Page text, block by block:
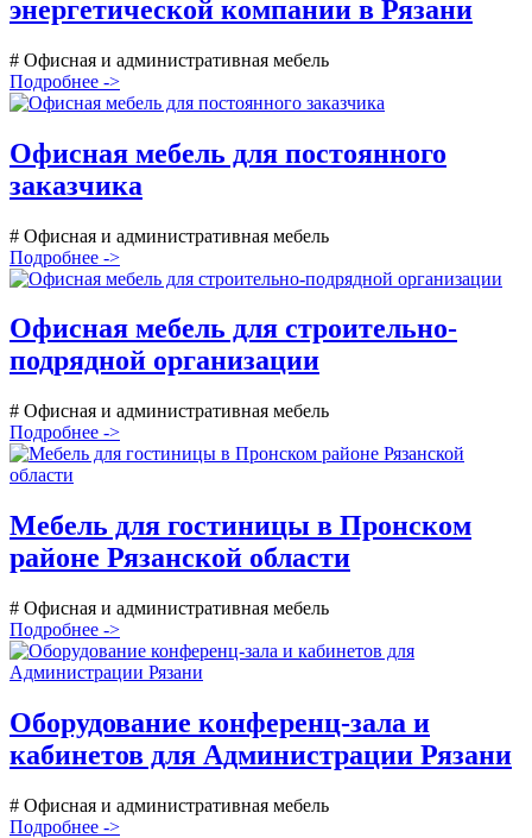
энергетической компании в Рязани
# Офисная и административная мебель
Подробнее ->
Офисная мебель для постоянного
заказчика
# Офисная и административная мебель
Подробнее ->
Офисная мебель для строительно-
подрядной организации
# Офисная и административная мебель
Подробнее ->
Мебель для гостиницы в Пронском
районе Рязанской области
# Офисная и административная мебель
Подробнее ->
Оборудование конференц-зала и
кабинетов для Администрации Рязани
# Офисная и административная мебель
Подробнее ->